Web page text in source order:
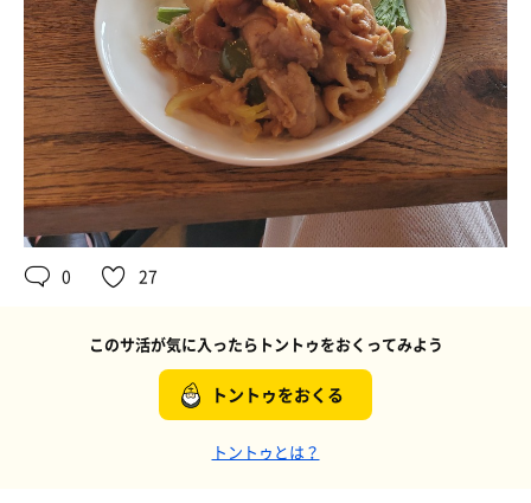
0 27
このサ活が気に入ったらトントゥをおくってみよう
トントゥをおくる
トントゥとは？